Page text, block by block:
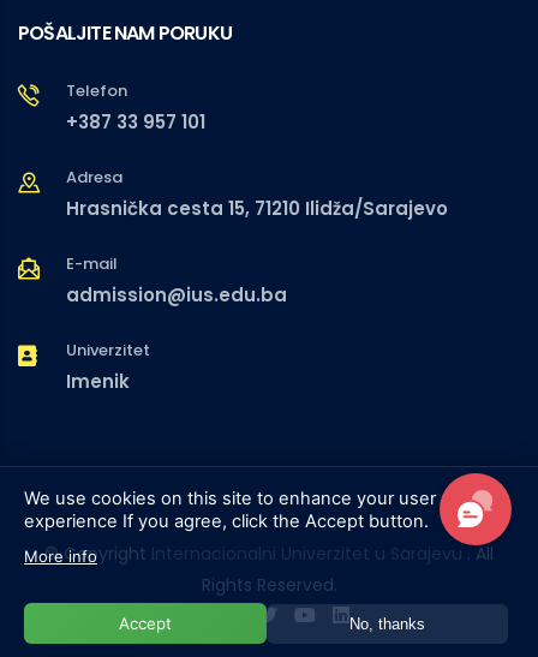
POŠALJITE NAM PORUKU
Telefon
+387 33 957 101
Adresa
Hrasnička cesta 15, 71210 Ilidža/Sarajevo
E-mail
admission@ius.edu.ba
Univerzitet
Imenik
© Copyright Internacionalni Univerzitet u Sarajevu . All
Rights Reserved.
We use cookies on this site to enhance your user
experience If you agree, click the Accept button.
More info
Accept No, thanks